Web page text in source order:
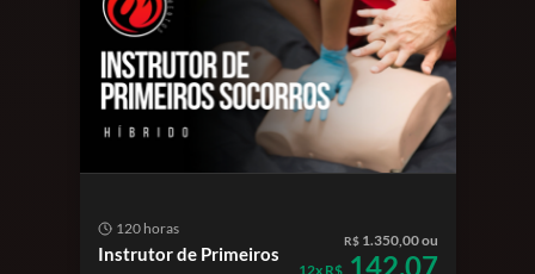
120 horas
Instrutor de Primeiros
R$1.350,00 ou
12x R$142,07